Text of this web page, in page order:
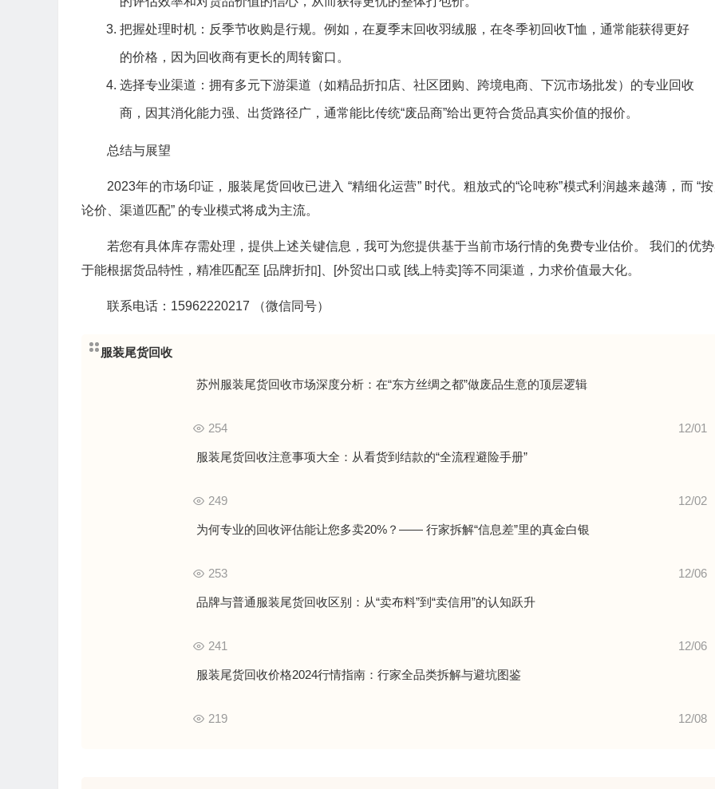
把握处理时机：反季节收购是行规。例如，在夏季末回收羽绒服，在冬季初回收T恤，通常能获得更好
的价格，因为回收商有更长的周转窗口。
选择专业渠道：拥有多元下游渠道（如精品折扣店、社区团购、跨境电商、下沉市场批发）的专业回收
商，因其消化能力强、出货路径广，通常能比传统“废品商”给出更符合货品真实价值的报价。
总结与展望
2023年的市场印证，服装尾货回收已进入 “精细化运营” 时代。粗放式的“论吨称”模式利润越来越薄，而 “
论价、渠道匹配” 的专业模式将成为主流。
若您有具体库存需处理，提供上述关键信息，我可为您提供基于当前市场行情的免费专业估价。 我们的优
于能根据货品特性，精准匹配至 [品牌折扣]、[外贸出口或 [线上特卖]等不同渠道，力求价值最大化。
联系电话：15962220217 （微信同号）
服装尾货回收
苏州服装尾货回收市场深度分析：在“东方丝绸之都”做废品生意的顶层逻辑
12/01
254
服装尾货回收注意事项大全：从看货到结款的“全流程避险手册”
12/02
249
为何专业的回收评估能让您多卖20%？—— 行家拆解“信息差”里的真金白银
12/06
253
品牌与普通服装尾货回收区别：从“卖布料”到“卖信用”的认知跃升
12/06
241
服装尾货回收价格2024行情指南：行家全品类拆解与避坑图鉴
12/08
219